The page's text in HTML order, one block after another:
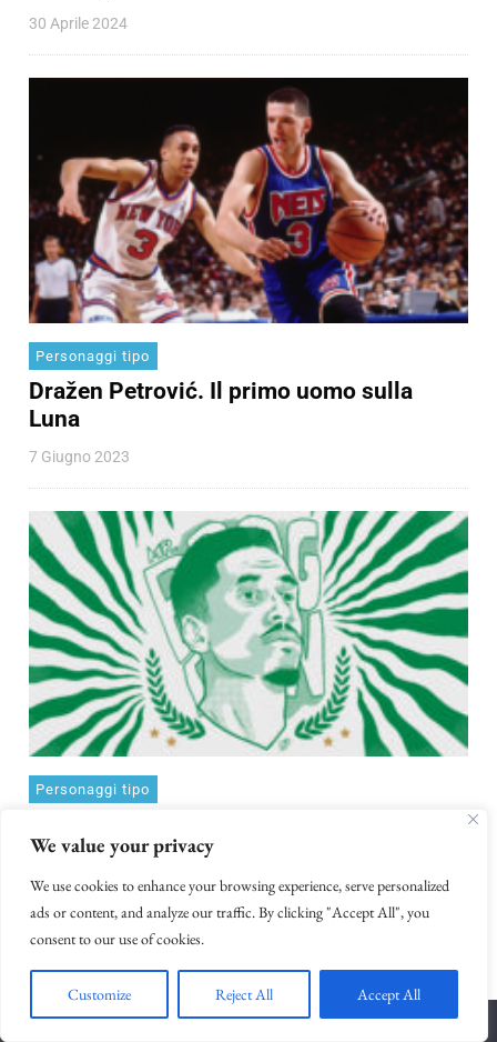
We value your privacy
We use cookies to enhance your browsing experience, serve personalized
ads or content, and analyze our traffic. By clicking "Accept All", you
consent to our use of cookies.
Customize Reject All Accept All
30 Aprile 2024
Personaggi tipo
Dražen Petrović. Il primo uomo sulla
Luna
7 Giugno 2023
Personaggi tipo
4 Maggio 2023